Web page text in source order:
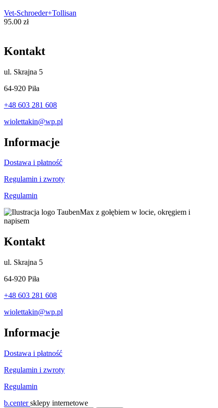
Vet-Schroeder+Tollisan
95.00 zł
Kontakt
ul. Skrajna 5
64-920 Piła
+48 603 281 608
wiolettakin@wp.pl
Informacje
Dostawa i płatność
Regulamin i zwroty
Regulamin
Kontakt
ul. Skrajna 5
64-920 Piła
+48 603 281 608
wiolettakin@wp.pl
Informacje
Dostawa i płatność
Regulamin i zwroty
Regulamin
b.centersklepy internetowe